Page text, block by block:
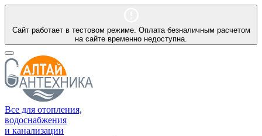
Сайт работает в тестовом режиме. Оплата безналичным расчетом
на сайте временно недоступна.
Все для отопления,
водоснабжения
и канализации